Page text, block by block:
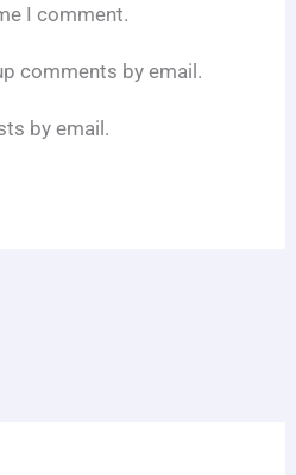
I comment.
comments by email.
by email.